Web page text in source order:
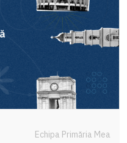
Echipa Primăria Mea